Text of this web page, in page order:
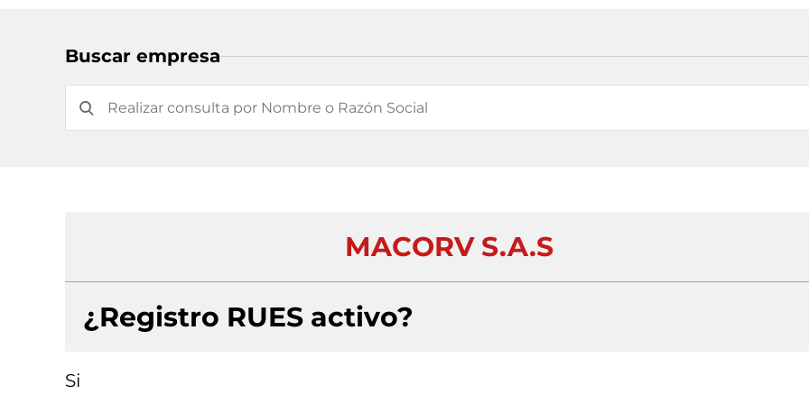
Buscar empresa
MACORV S.A.S
¿Registro RUES activo?
Si